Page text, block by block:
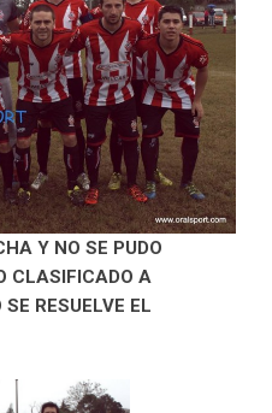
Y NO SE PUDO
CLASIFICADO A
RESUELVE EL